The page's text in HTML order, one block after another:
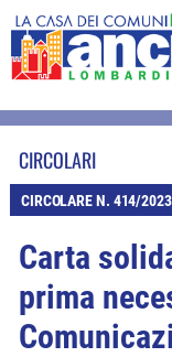
CIRCOLARI
CIRCOLARE N. 414/2023
Carta
prima